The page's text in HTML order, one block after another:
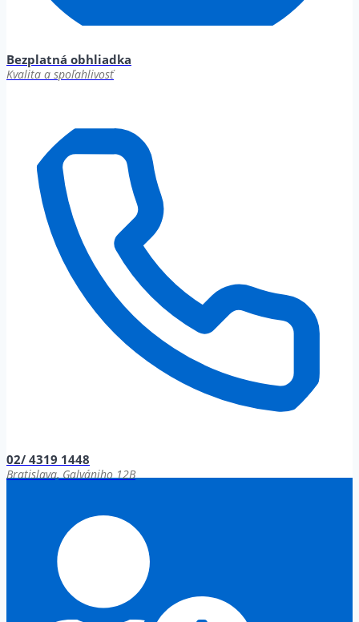
Bezplatná obhliadka
Kvalita a spoľahlivosť
02/ 4319 1448
Bratislava, Galvániho 12B